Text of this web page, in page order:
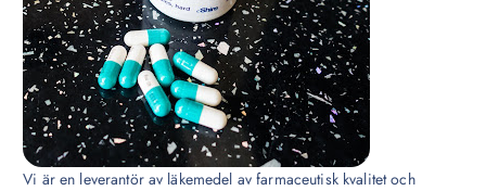
Vi är en leverantör av läkemedel av farmaceutisk kvalitet och